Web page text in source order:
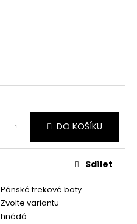
DO KOŠÍKU
Pánské trekové boty
Zvolte variantu
hnědá
Sdílet